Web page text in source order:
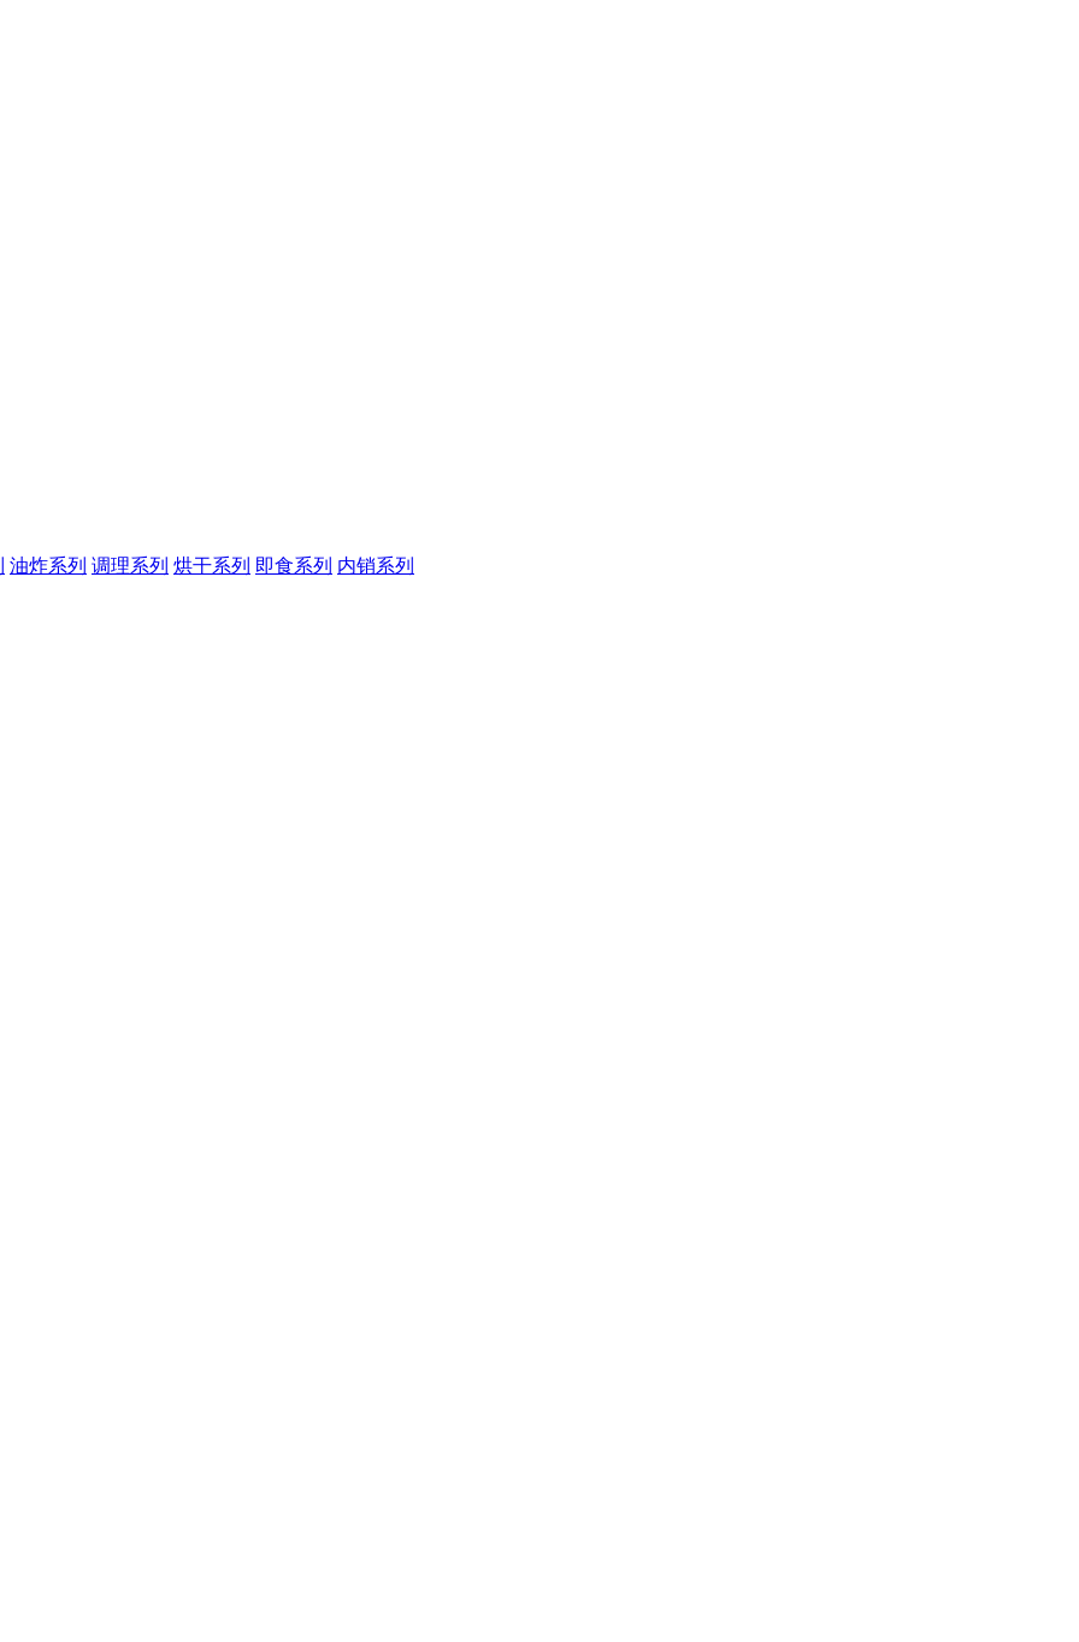
油炸系列 调理系列 烘干系列 即食系列 内销系列